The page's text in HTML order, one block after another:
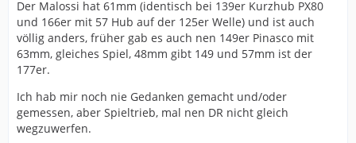
Der Malossi hat 61mm (identisch bei 139er Kurzhub PX80
und 166er mit 57 Hub auf der 125er Welle) und ist auch
völlig anders, früher gab es auch nen 149er Pinasco mit
63mm, gleiches Spiel, 48mm gibt 149 und 57mm ist der
177er.
Ich hab mir noch nie Gedanken gemacht und/oder
gemessen, aber Spieltrieb, mal nen DR nicht gleich
wegzuwerfen.